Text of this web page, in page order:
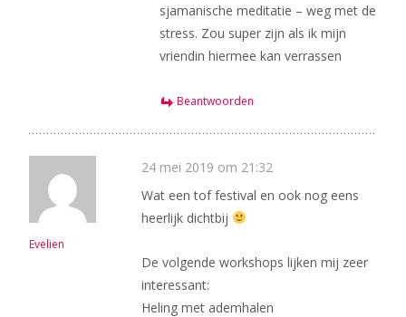
sjamanische meditatie – weg met de
stress. Zou super zijn als ik mijn
vriendin hiermee kan verrassen
Beantwoorden
Evelien
24 mei 2019 om 21:32
Wat een tof festival en ook nog eens
heerlijk dichtbij
De volgende workshops lijken mij zeer
interessant:
Heling met ademhalen